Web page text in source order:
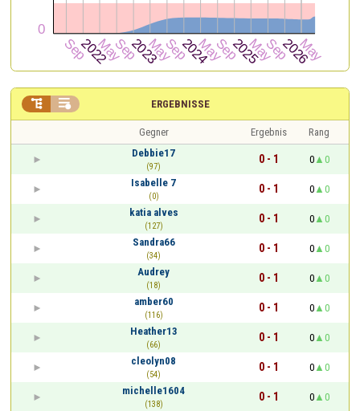
ERGEBNISSE
 
Gegner Ergebnis
Rang
Debbie17
(97)
0 - 1 0
0
Isabelle 7
(0)
0 - 1 0
0
katia alves
(127)
0 - 1 0
0
Sandra66
(34)
0 - 1 0
0
Audrey
(18)
0 - 1 0
0
amber60
(116)
0 - 1 0
0
Heather13
(66)
0 - 1 0
0
cleolyn08
(54)
0 - 1 0
0
michelle1604
(138)
0 - 1 0
0